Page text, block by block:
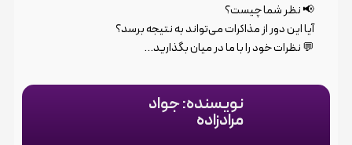
📢 نظر شما چیست؟
آیا این دور از مذاکرات می‌تواند به نتیجه برسد؟
💬 نظرات خود را با ما در میان بگذارید…
نویسنده: جواد
مرادزاده